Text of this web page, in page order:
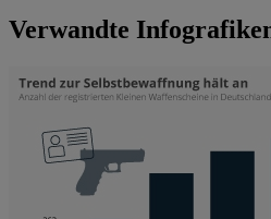
Verwandte